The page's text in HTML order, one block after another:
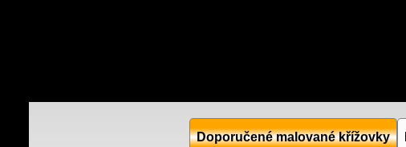
Doporučené malované křížovky